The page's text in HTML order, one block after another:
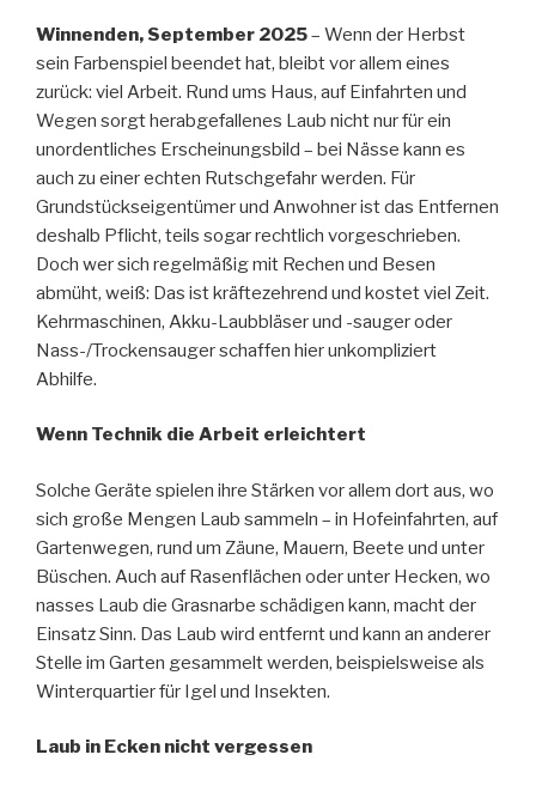
Winnenden, September 2025– Wenn der Herbst
sein Farbenspiel beendet hat, bleibt vor allem eines
zurück: viel Arbeit. Rund ums Haus, auf Einfahrten und
Wegen sorgt herabgefallenes Laub nicht nur für ein
unordentliches Erscheinungsbild – bei Nässe kann es
auch zu einer echten Rutschgefahr werden. Für
Grundstückseigentümer und Anwohner ist das Entfernen
deshalb Pflicht, teils sogar rechtlich vorgeschrieben.
Doch wer sich regelmäßig mit Rechen und Besen
abmüht, weiß: Das ist kräftezehrend und kostet viel Zeit.
Kehrmaschinen, Akku-Laubbläser und -sauger oder
Nass-/Trockensauger schaffen hier unkompliziert
Abhilfe.
Wenn Technik die Arbeit erleichtert
Solche Geräte spielen ihre Stärken vor allem dort aus, wo
sich große Mengen Laub sammeln – in Hofeinfahrten, auf
Gartenwegen, rund um Zäune, Mauern, Beete und unter
Büschen. Auch auf Rasenflächen oder unter Hecken, wo
nasses Laub die Grasnarbe schädigen kann, macht der
Einsatz Sinn. Das Laub wird entfernt und kann an anderer
Stelle im Garten gesammelt werden, beispielsweise als
Winterquartier für Igel und Insekten.
Laub in Ecken nicht vergessen